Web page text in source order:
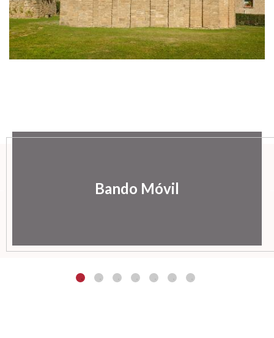
Bando Móvil